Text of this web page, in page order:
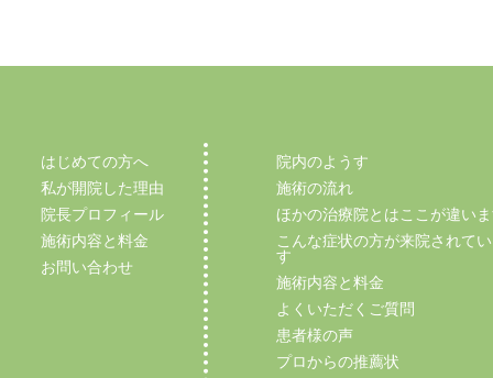
はじめての方へ
私が開院した理由
院長プロフィール
施術内容と料金
お問い合わせ
院内のようす
施術の流れ
ほかの治療院とはここが違い
こんな症状の方が来院されて
す
施術内容と料金
よくいただくご質問
患者様の声
プロからの推薦状